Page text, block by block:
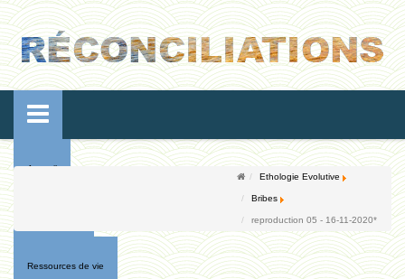
Accueil
Ressources de vie
Ethologie Evolutive
Bribes
reproduction 05 - 16-11-2020*